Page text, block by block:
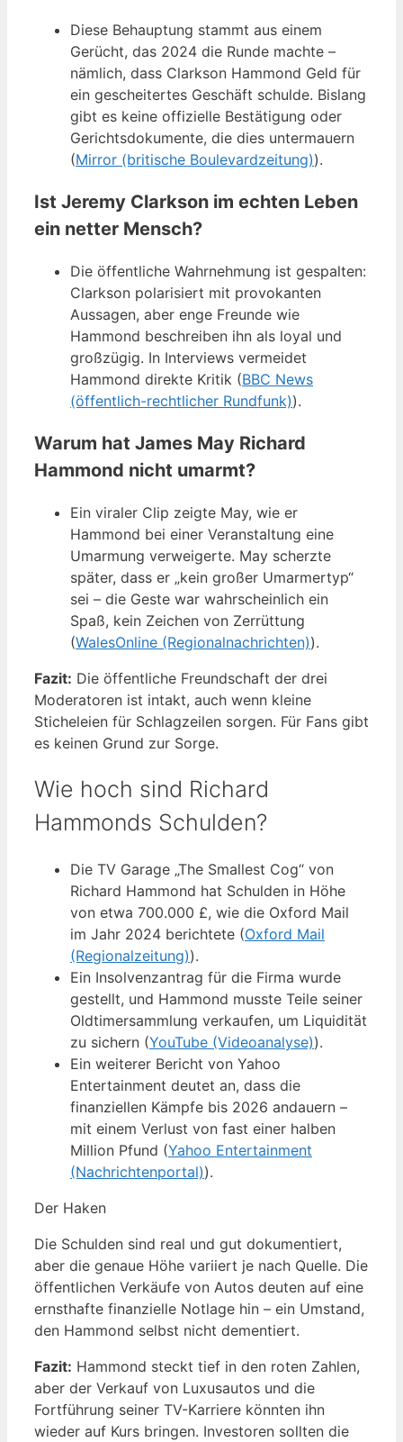
Diese Behauptung stammt aus einem
Gerücht, das 2024 die Runde machte –
nämlich, dass Clarkson Hammond Geld für
ein gescheitertes Geschäft schulde. Bislang
gibt es keine offizielle Bestätigung oder
Gerichtsdokumente, die dies untermauern
(Mirror (britische Boulevardzeitung)).
Ist Jeremy Clarkson im echten Leben
ein netter Mensch?
Die öffentliche Wahrnehmung ist gespalten:
Clarkson polarisiert mit provokanten
Aussagen, aber enge Freunde wie
Hammond beschreiben ihn als loyal und
großzügig. In Interviews vermeidet
Hammond direkte Kritik (BBC News
(öffentlich-rechtlicher Rundfunk)).
Warum hat James May Richard
Hammond nicht umarmt?
Ein viraler Clip zeigte May, wie er
Hammond bei einer Veranstaltung eine
Umarmung verweigerte. May scherzte
später, dass er „kein großer Umarmertyp“
sei – die Geste war wahrscheinlich ein
Spaß, kein Zeichen von Zerrüttung
(WalesOnline (Regionalnachrichten)).
Fazit: Die öffentliche Freundschaft der drei
Moderatoren ist intakt, auch wenn kleine
Sticheleien für Schlagzeilen sorgen. Für Fans gibt
es keinen Grund zur Sorge.
Wie hoch sind Richard
Hammonds Schulden?
Die TV Garage „The Smallest Cog“ von
Richard Hammond hat Schulden in Höhe
von etwa 700.000 £, wie die Oxford Mail
im Jahr 2024 berichtete (Oxford Mail
(Regionalzeitung)).
Ein Insolvenzantrag für die Firma wurde
gestellt, und Hammond musste Teile seiner
Oldtimersammlung verkaufen, um Liquidität
zu sichern (YouTube (Videoanalyse)).
Ein weiterer Bericht von Yahoo
Entertainment deutet an, dass die
finanziellen Kämpfe bis 2026 andauern –
mit einem Verlust von fast einer halben
Million Pfund (Yahoo Entertainment
(Nachrichtenportal)).
Der Haken
Die Schulden sind real und gut dokumentiert,
aber die genaue Höhe variiert je nach Quelle. Die
öffentlichen Verkäufe von Autos deuten auf eine
ernsthafte finanzielle Notlage hin – ein Umstand,
den Hammond selbst nicht dementiert.
Fazit: Hammond steckt tief in den roten Zahlen,
aber der Verkauf von Luxusautos und die
Fortführung seiner TV-Karriere könnten ihn
wieder auf Kurs bringen. Investoren sollten die